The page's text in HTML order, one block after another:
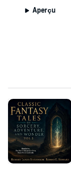
Aperçu